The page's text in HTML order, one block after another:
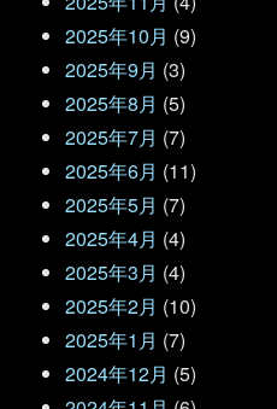
2025年10月 (9)
2025年9月 (3)
2025年8月 (5)
2025年7月 (7)
2025年6月 (11)
2025年5月 (7)
2025年4月 (4)
2025年3月 (4)
2025年2月 (10)
2025年1月 (7)
2024年12月 (5)